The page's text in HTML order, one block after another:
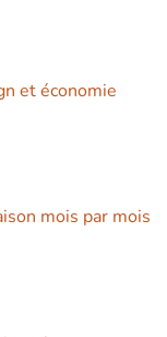
et économie
mois par mois